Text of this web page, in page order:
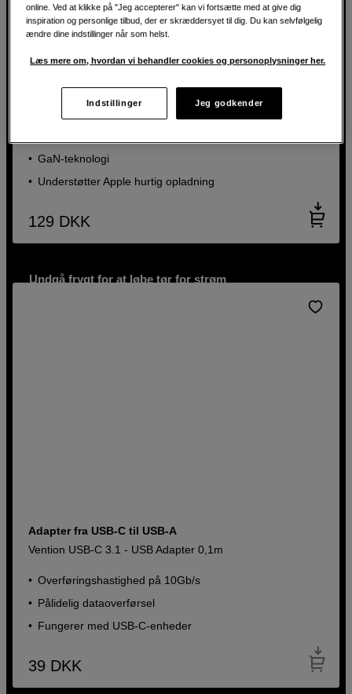
Vægoplader med USB-A og USB-C
Vention USB 30W GaN 2-port Charger White
GaN-teknologi
Understøtter Apple hurtig opladning
129 DKK
Undgå frygt for at løbe tør for strøm
Adapter fra USB-C til USB-A
Vention USB-C 3.1 - USB Adapter 0,1m
Overføringshastighed på 10Gb/s
Pålidelig dataoverførsel
Fungerer med USB-C-enheder
39 DKK
online. Ved at klikke på "Jeg accepterer" kan vi fortsætte med at give dig
inspiration og personlige tilbud, der er skræddersyet til dig. Du kan selvfølgelig
ændre dine indstillinger når som helst.
Læs mere om, hvordan vi behandler cookies og personoplysninger her.
Indstillinger Jeg godkender